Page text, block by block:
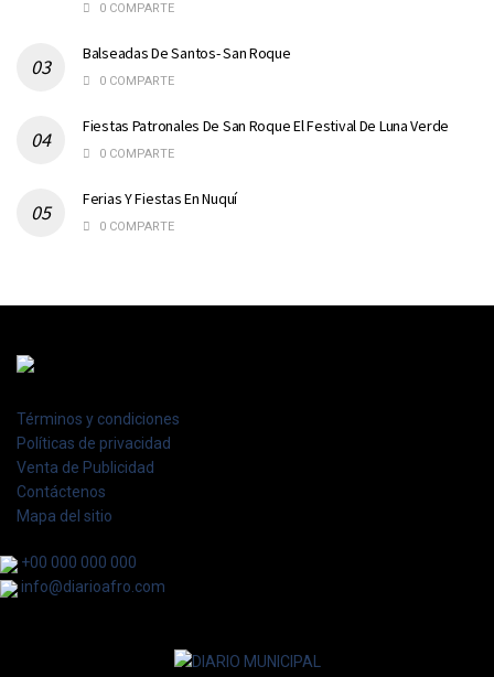
0 COMPARTE
Balseadas De Santos- San Roque
0 COMPARTE
Fiestas Patronales De San Roque El Festival De Luna Verde
0 COMPARTE
Ferias Y Fiestas En Nuquí
0 COMPARTE
Términos y condiciones
Políticas de privacidad
Venta de Publicidad
Contáctenos
Mapa del sitio
+00 000 000 000
info@diarioafro.com